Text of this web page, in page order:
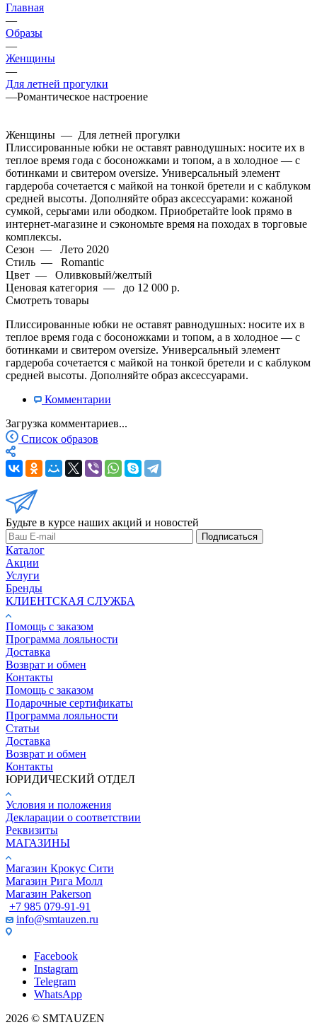
Главная
—
Образы
—
Женщины
—
Для летней прогулки
—Романтическое настроение
Женщины — Для летней прогулки
Плиссированные юбки не оставят равнодушных: носите их в
теплое время года с босоножками и топом, а в холодное — с
ботинками и свитером oversize. Универсальный элемент
гардероба сочетается с майкой на тонкой бретели и с каблуком
средней высоты. Дополняйте образ аксессуарами: кожаной
сумкой, серьгами или ободком. Приобретайте look прямо в
интернет-магазине и сэкономьте время на походах в торговые
комплексы.
Сезон —
Лето 2020
Стиль —
Romantic
Цвет —
Оливковый/желтый
Ценовая категория —
до 12 000 р.
Смотреть товары
Плиссированные юбки не оставят равнодушных: носите их в
теплое время года с босоножками и топом, а в холодное — с
ботинками и свитером oversize. Универсальный элемент
гардероба сочетается с майкой на тонкой бретели и с каблуком
средней высоты. Дополняйте образ аксессуарами.
Комментарии
Загрузка комментариев...
Список образов
Будьте в курсе наших акций и новостей
Подписаться
Каталог
Акции
Услуги
Бренды
КЛИЕНТСКАЯ СЛУЖБА
Помощь с заказом
Программа лояльности
Доставка
Возврат и обмен
Контакты
Помощь с заказом
Подарочные сертификаты
Программа лояльности
Статьи
Доставка
Возврат и обмен
Контакты
ЮРИДИЧЕСКИЙ ОТДЕЛ
Условия и положения
Декларации о соответствии
Реквизиты
МАГАЗИНЫ
Магазин Крокус Сити
Магазин Рига Молл
Магазин Pakerson
+7 985 079-91-91
info@smtauzen.ru
Facebook
Instagram
Telegram
WhatsApp
2026 © SMTAUZEN